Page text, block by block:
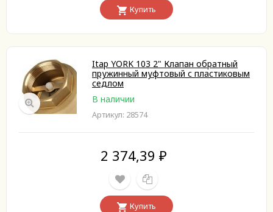
Купить
Itap YORK 103 2" Клапан обратный
пружинный муфтовый с пластиковым
седлом
В наличии
Артикул: 28574
2 374,39 ₽
Купить